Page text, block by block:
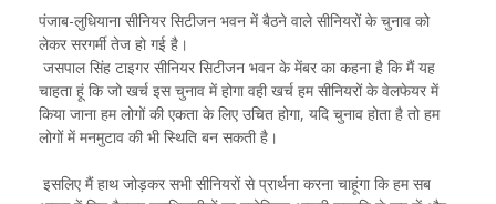
पंजाब-लुधियाना सीनियर सिटीजन भवन में बैठने वाले सीनियरों के चुनाव को
लेकर सरगर्मी तेज हो गई है।
जसपाल सिंह टाइगर सीनियर सिटीजन भवन के मेंबर का कहना है कि मैं यह
चाहता हूं कि जो खर्च इस चुनाव में होगा वही खर्च हम सीनियरों के वेलफेयर में
किया जाना हम लोगों की एकता के लिए उचित होगा, यदि चुनाव होता है तो हम
लोगों में मनमुटाव की भी स्थिति बन सकती है।
इसलिए मैं हाथ जोड़कर सभी सीनियरों से प्रार्थना करना चाहूंगा कि हम सब